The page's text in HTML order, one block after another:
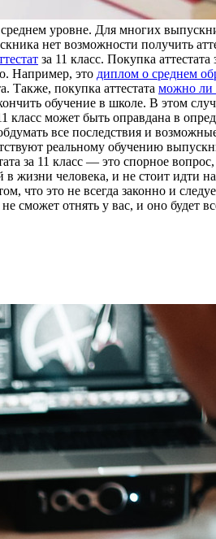
среднем уровне. Для многих
нет возможности получить
за 11 класс. Покупка
Например, это диплом о среднем
Также, покупка аттестата можно ли
обучение в школе. В этом
класс может быть оправдана в
все последствия и
реальному обучению
за 11 класс — это спорное
жизни человека, и не стоит идти
что это не всегда законно и
отнять у вас, и оно будет